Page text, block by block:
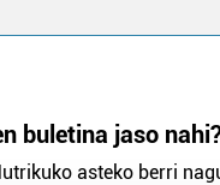
buletina jaso
asteko berri